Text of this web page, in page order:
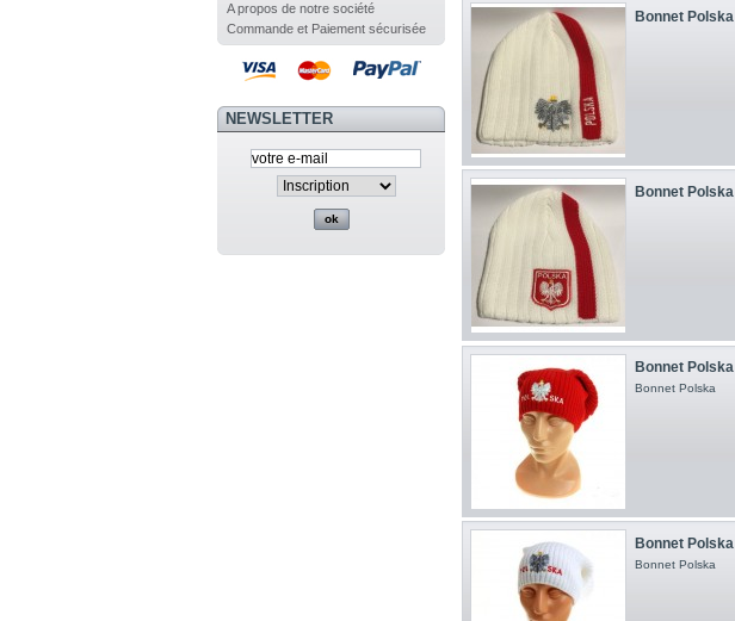
A propos de notre société
Commande et Paiement sécurisée
NEWSLETTER
Bonnet Polska
Bonnet Polska
Bonnet Polska
Bonnet Polska
Bonnet Polska
Bonnet Polska